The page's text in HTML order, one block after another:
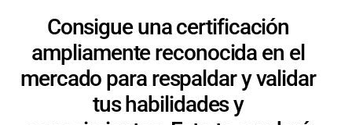
Consigue una certificación
ampliamente reconocida en el
mercado para respaldar y validar
tus habilidades y